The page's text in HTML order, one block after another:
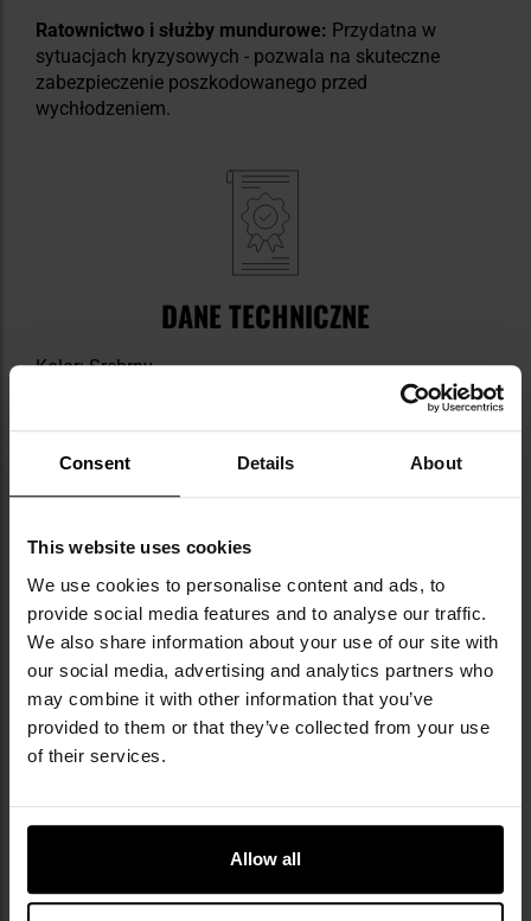
Consent Details About
This website uses cookies
We use cookies to personalise content and ads, to
provide social media features and to analyse our traffic.
We also share information about your use of our site with
our social media, advertising and analytics partners who
may combine it with other information that you’ve
provided to them or that they’ve collected from your use
of their services.
Allow all
Ratownictwo i służby mundurowe: Przydatna w
sytuacjach kryzysowych - pozwala na skuteczne
zabezpieczenie poszkodowanego przed
wychłodzeniem.
DANE TECHNICZNE
Kolor: Srebrny
Producent: Badger Outdoor
Informacja o producencie i bezpieczeństwo
Militaria.pl jest wyłącznym dystrybutorem
byłych operatorów jednostek specjalnych,
oparta na praktycznym doświadczeniu